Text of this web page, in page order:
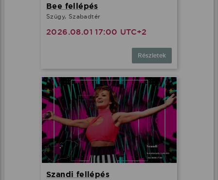
Bee fellépés
Szügy, Szabadtér
2026.08.01 17:00 UTC+2
Részletek
Szandi fellépés